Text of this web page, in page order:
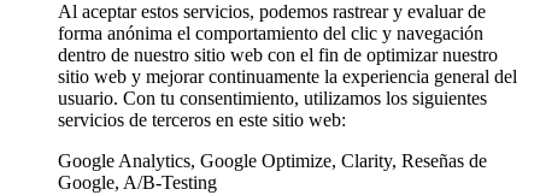
Al aceptar estos servicios, podemos rastrear y evaluar de
forma anónima el comportamiento del clic y navegación
dentro de nuestro sitio web con el fin de optimizar nuestro
sitio web y mejorar continuamente la experiencia general del
usuario. Con tu consentimiento, utilizamos los siguientes
servicios de terceros en este sitio web:
Google Analytics, Google Optimize, Clarity, Reseñas de
Google, A/B-Testing